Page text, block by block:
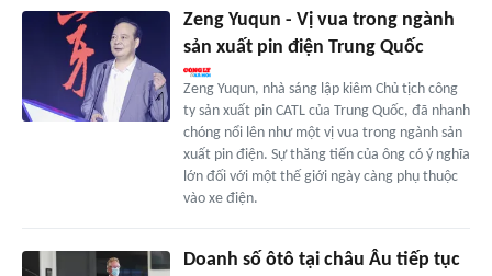
Zeng Yuqun - Vị vua trong ngành
sản xuất pin điện Trung Quốc
Zeng Yuqun, nhà sáng lập kiêm Chủ tịch công
ty sản xuất pin CATL của Trung Quốc, đã nhanh
chóng nổi lên như một vị vua trong ngành sản
xuất pin điện. Sự thăng tiến của ông có ý nghĩa
lớn đối với một thế giới ngày càng phụ thuộc
vào xe điện.
Doanh số ôtô tại châu Âu tiếp tục